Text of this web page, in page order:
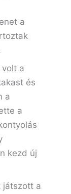
a
a
és
a
a
kezd új
játszott a